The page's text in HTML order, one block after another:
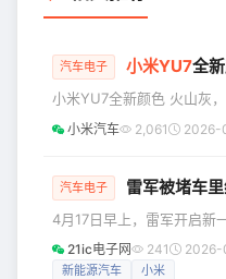
汽车电子 小米YU7全新
小米YU7全新颜色 火山灰
影间细腻变化，朦胧而富
迎大家到店近距离品鉴，
进店，敬请期待。由于运
店。 361家门店详细信息
汽车超级工厂店 小米汽车
服务中心 小
小米汽车 2,061 2026-
汽车电子 雷军被堵车里
4月17日早上，雷军开启新
从北京到上海的长途续航测
长达15小时续航测试直播中
21ic电子网 241 2026-
新能源汽车 小米